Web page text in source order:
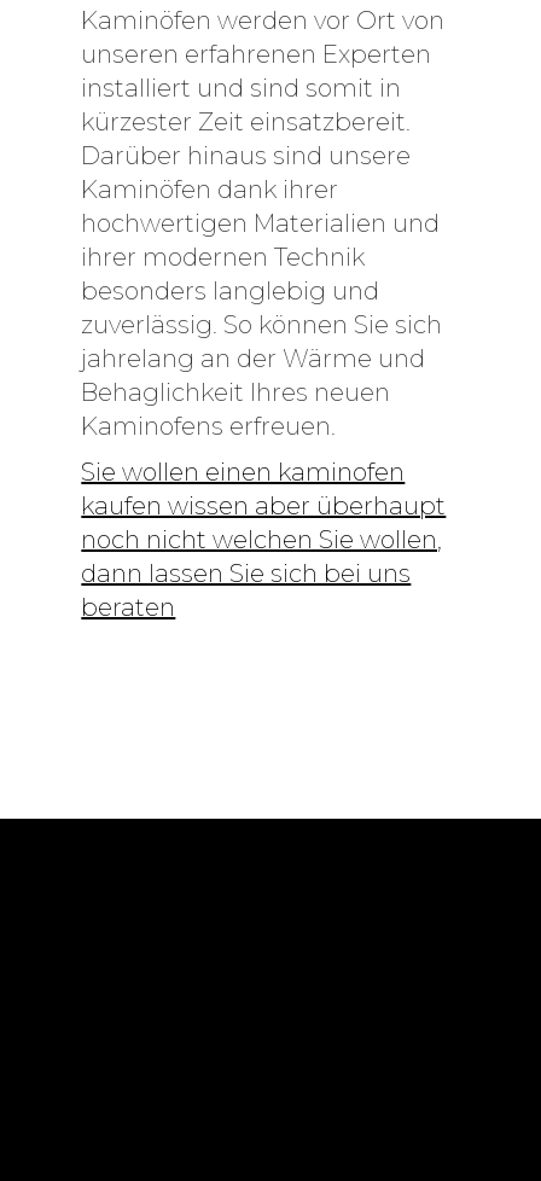
Kaminöfen werden vor Ort von
unseren erfahrenen Experten
installiert und sind somit in
kürzester Zeit einsatzbereit.
Darüber hinaus sind unsere
Kaminöfen dank ihrer
hochwertigen Materialien und
ihrer modernen Technik
besonders langlebig und
zuverlässig. So können Sie sich
jahrelang an der Wärme und
Behaglichkeit Ihres neuen
Kaminofens erfreuen.
Sie wollen einen kaminofen
kaufen wissen aber überhaupt
noch nicht welchen Sie wollen,
dann lassen Sie sich bei uns
beraten